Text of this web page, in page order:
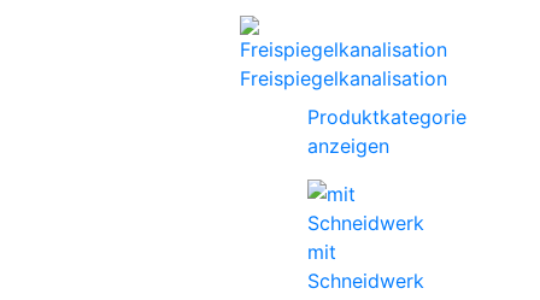
Freispiegelkanalisation
Produktkategorie
anzeigen
mit
Schneidwerk